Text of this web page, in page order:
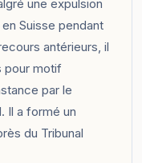
une expulsion
Suisse pendant
antérieurs, il
pour motif
par le
Il a formé un
du Tribunal